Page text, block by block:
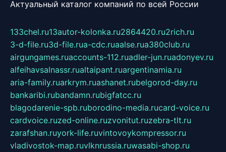
Актуальный каталог компаний по всей России
133chel.ru13autor-kolonka.ru2864420.ru2rich.ru
3-d-file.ru3d-file.rua-cdc.ruaalse.rua380club.ru
airgungames.ruaccounts-112.ruadler-jun.ruadonyev.ru
alfeihavsalnassr.rualtaipant.ruargentinamia.ru
aria-family.ruarkrym.ruashanet.rubelgorod-day.ru
bankaribi.rubandamn.rubigfatcc.ru
blagodarenie-spb.ruborodino-media.rucard-voice.ru
cardvoice.ruzed-online.ruzvonitut.ruzebra-tlt.ru
zarafshan.ruyork-life.ruvintovoykompressor.ru
vladivostok-map.ruvlknrussia.ruwasabi-shop.ru